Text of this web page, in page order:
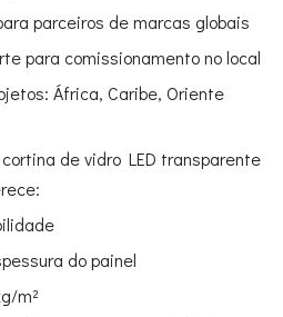
parceiros de marcas globais
para comissionamento no local
África, Caribe, Oriente
de vidro LED transparente
do painel
m²